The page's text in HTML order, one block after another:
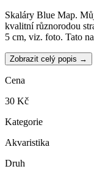
Skaláry Blue Map.
kvalitní různorodou
5 cm, viz. foto. Tato
Zobrazit celý popis →
Cena
30 Kč
Kategorie
Akvaristika
Druh